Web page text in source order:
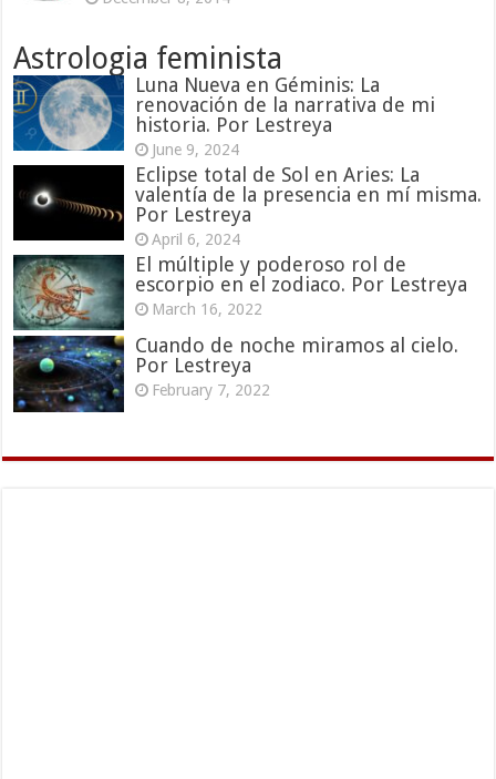
Astrologia feminista
Luna Nueva en Géminis: La
renovación de la narrativa de mi
historia. Por Lestreya
June 9, 2024
Eclipse total de Sol en Aries: La
valentía de la presencia en mí misma.
Por Lestreya
April 6, 2024
El múltiple y poderoso rol de
escorpio en el zodiaco. Por Lestreya
March 16, 2022
Cuando de noche miramos al cielo.
Por Lestreya
February 7, 2022